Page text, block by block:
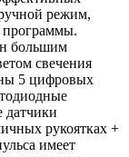
режим,
программы.
большим
свечения
5 цифровых
датчики
рукоятках +
имеет